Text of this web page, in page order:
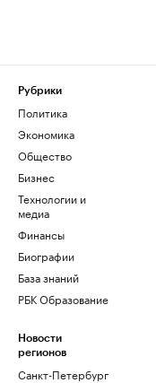
Рубрики
Политика
Экономика
Общество
Бизнес
Технологии и
медиа
Финансы
Биографии
База знаний
РБК Образование
Новости
регионов
Санкт-Петербург